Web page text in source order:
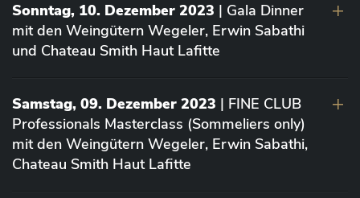
Sonntag, 10. Dezember 2023 | Gala Dinner
mit den Weingütern Wegeler, Erwin Sabathi
und Chateau Smith Haut Lafitte
Samstag, 09. Dezember 2023 | FINE CLUB
Professionals Masterclass (Sommeliers only)
mit den Weingütern Wegeler, Erwin Sabathi,
Chateau Smith Haut Lafitte